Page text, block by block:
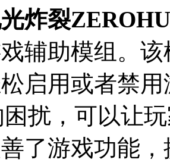
炸裂
辅助模组。
启用或者禁
扰，可以让
了游戏功能